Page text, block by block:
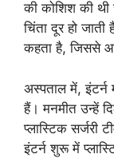
की कोशिश की थी
चिंता दूर हो
कहता है, जिससे
अस्पताल में, इंटर्न
हैं। मनमीत उन्हें
प्लास्टिक सर्जरी
इंटर्न शुरू में